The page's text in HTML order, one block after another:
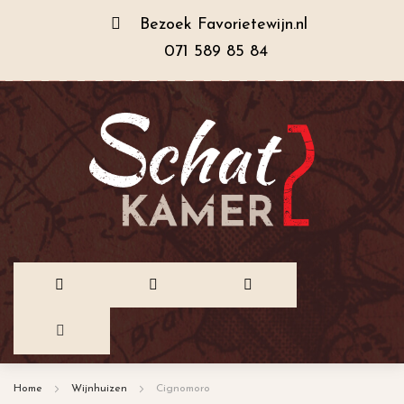
Bezoek Favorietewijn.nl
071 589 85 84
Home Wijnhuizen Cignomoro